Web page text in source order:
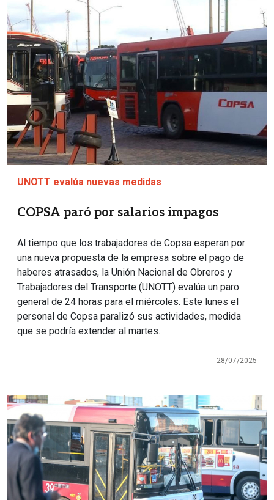
UNOTT evalúa nuevas medidas
COPSA paró por salarios impagos
Al tiempo que los trabajadores de Copsa esperan por
una nueva propuesta de la empresa sobre el pago de
haberes atrasados, la Unión Nacional de Obreros y
Trabajadores del Transporte (UNOTT) evalúa un paro
general de 24 horas para el miércoles. Este lunes el
personal de Copsa paralizó sus actividades, medida
que se podría extender al martes.
28/07/2025
Imagen